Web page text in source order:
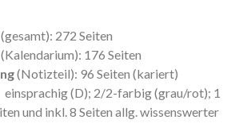
(gesamt): 272 Seiten
(Kalendarium): 176 Seiten
(Notizteil): 96 Seiten (kariert)
(D); 2/2-farbig (grau/rot); 1
und inkl. 8 Seiten allg. wissenswerter